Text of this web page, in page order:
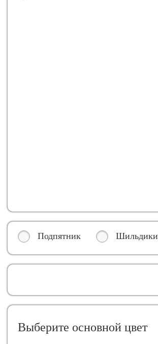
Подпятник Шильдики
Выберите oсновной цвет